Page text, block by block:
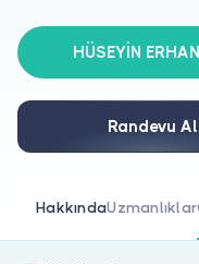
Doktorlar için
HÜSEYİN
Randevu Al
HakkındaUzmanlıklar